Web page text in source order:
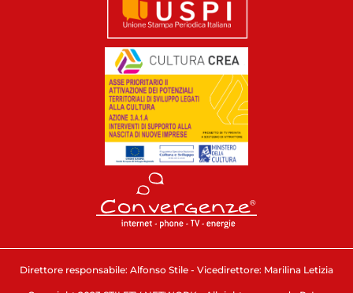
Direttore responsabile: Alfonso Stile - Vicedirettore: Marilina Letizia